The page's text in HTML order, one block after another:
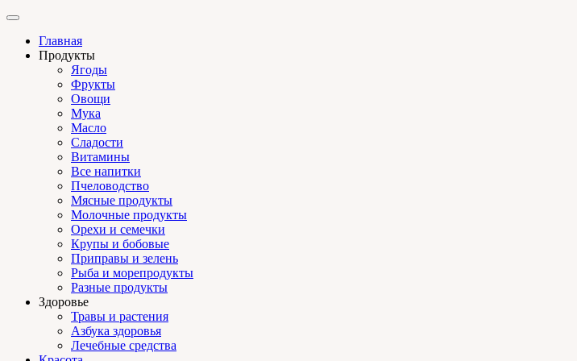
Главная
Продукты
Ягоды
Фрукты
Овощи
Мука
Масло
Сладости
Витамины
Все напитки
Пчеловодство
Мясные продукты
Молочные продукты
Орехи и семечки
Крупы и бобовые
Приправы и зелень
Рыба и морепродукты
Разные продукты
Здоровье
Травы и растения
Азбука здоровья
Лечебные средства